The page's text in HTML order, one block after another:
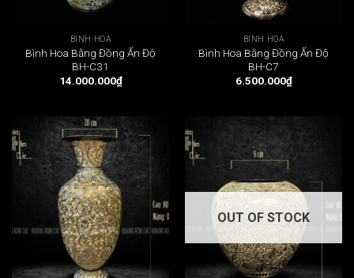
BÌNH HOA
Bình Hoa Bằng Đồng Ấn Độ
BH-C31
14.000.000₫
BÌNH HOA
Bình Hoa Bằng Đồng Ấn Độ
BH-C7
6.500.000₫
OUT OF STOCK